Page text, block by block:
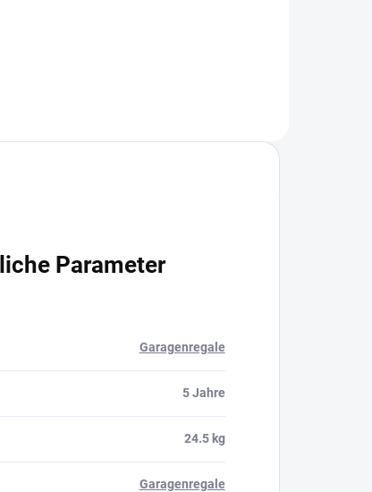
Parameter
Garagenregale
5 Jahre
24.5 kg
Garagenregale